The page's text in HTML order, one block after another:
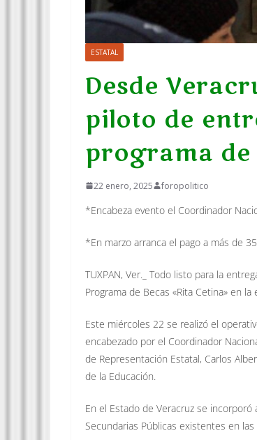
ESTATAL
Desde
piloto de
programa de
22 enero, 2025 foropolitico
*Encabeza evento el Coordinador
*En marzo arranca el pago a más de
TUXPAN, Ver._ Todo listo para la
Programa de Becas «Rita Cetina» en la
Este miércoles 22 se realizó el
encabezado por el Coordinador
de Representación Estatal, Carlos
de la Educación.
En el Estado de Veracruz se
Secundarias Públicas existentes en